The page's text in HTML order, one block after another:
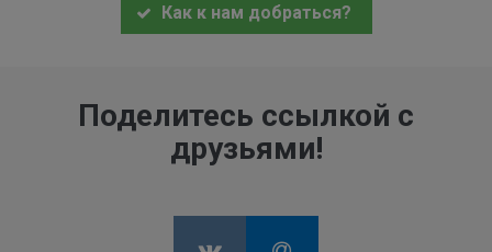
Как к нам добраться?
Поделитесь ссылкой с
друзьями!